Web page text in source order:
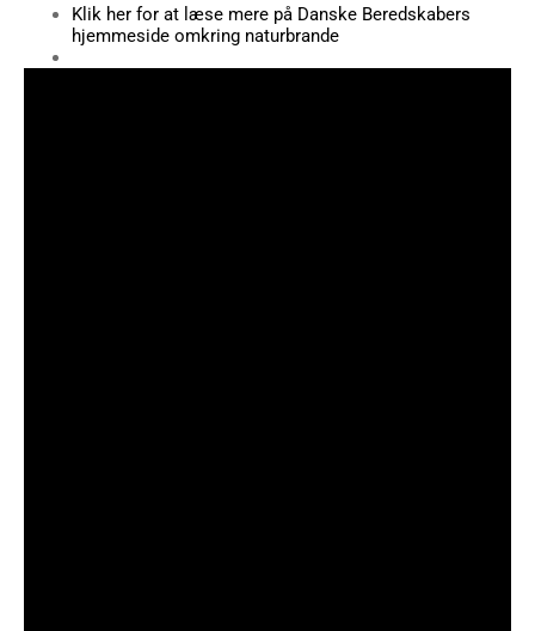
Klik her for at læse mere på Danske Beredskabers
hjemmeside omkring naturbrande